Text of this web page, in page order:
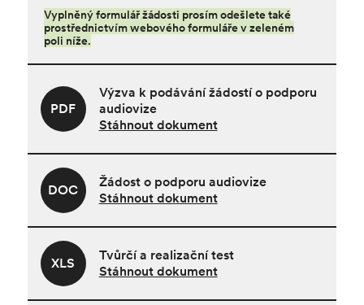
Vyplněný formulář žádosti prosím odešlete také
prostřednictvím webového formuláře v zeleném
poli níže.
Výzva k podávání žádostí o podporu
audiovize
Stáhnout dokument
PDF
Žádost o podporu audiovize
Stáhnout dokument
DOC
Tvůrčí a realizační test
Stáhnout dokument
XLS